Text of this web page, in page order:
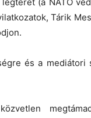
Tárik
és a